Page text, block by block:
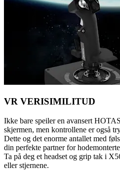
VR VERISIMILITUD
Ikke bare speiler en avansert
skjermen, men kontrollene er også
Dette og det enorme antallet med
din perfekte partner for
Ta på deg et headset og grip tak i
eller stjernene.